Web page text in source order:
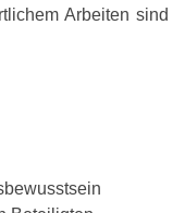
Arbeiten sind